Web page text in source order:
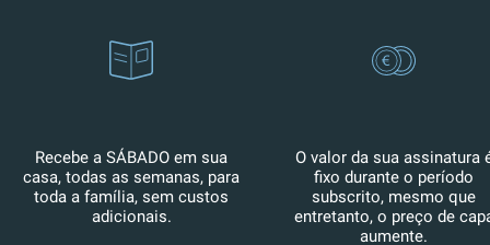
Recebe a SÁBADO em sua
casa, todas as semanas, para
toda a família, sem custos
adicionais.
O valor da sua assinatura
fixo durante o período
subscrito, mesmo que
entretanto, o preço de
aumente.